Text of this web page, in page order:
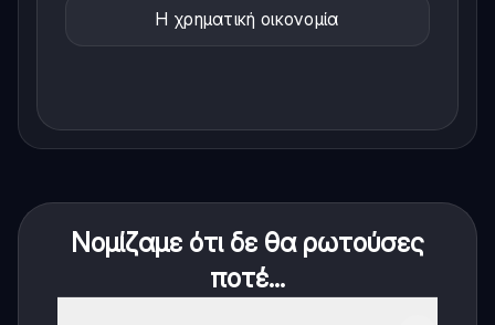
Η χρηματική οικονομία
Νομίζαμε ότι δε θα ρωτούσες
ποτέ...